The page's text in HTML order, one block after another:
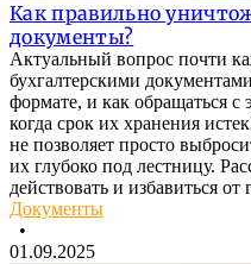
Как правильно
документы?
Актуальный вопрос почти
бухгалтерскими
формате, и как обращаться
когда срок их хранения
не позволяет просто
их глубоко под лестницу.
действовать и избавиться
Документы
•
01.09.2025